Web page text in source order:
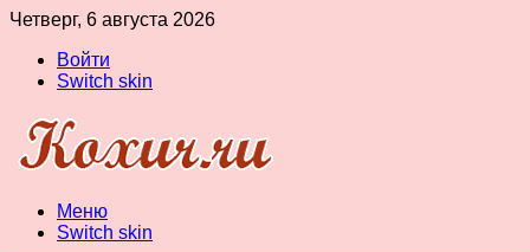
Четверг, 6 августа 2026
Войти
Switch skin
Меню
Switch skin